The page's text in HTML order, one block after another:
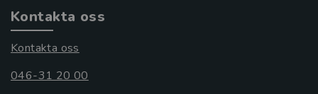
Kontakta oss
Kontakta oss
046-31 20 00